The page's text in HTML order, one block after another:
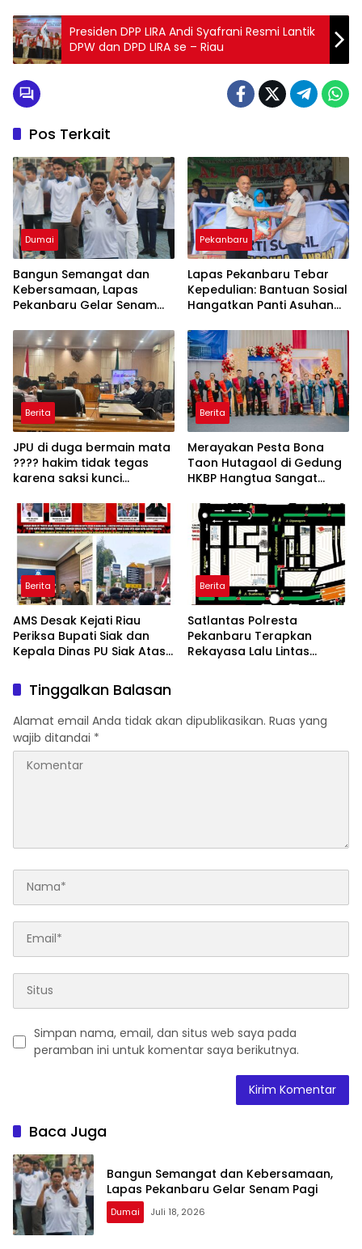
Presiden DPP LIRA Andi Syafrani Resmi Lantik
DPW dan DPD LIRA se – Riau
Pos Terkait
Dumai
Bangun Semangat dan
Kebersamaan, Lapas
Pekanbaru Gelar Senam
Pekanbaru
Lapas Pekanbaru Tebar
Kepedulian: Bantuan Sosial
Hangatkan Panti Asuhan
Berita
JPU di duga bermain mata
???? hakim tidak tegas
karena saksi kunci
dalam kasus korupsi SPRH
rohil
Berita
Merayakan Pesta Bona
Taon Hutagaol di Gedung
HKBP Hangtua Sangat
Sangat Menarik dan Bagus
Berita
AMS Desak Kejati Riau
Periksa Bupati Siak dan
Kepala Dinas PU Siak Atas
Yang Diduga Tidak Sesuai
Spek Standar SNI
Berita
Satlantas Polresta
Pekanbaru Terapkan
Rekayasa Lalu Lintas
Tinggalkan Balasan
Alamat email Anda tidak akan dipublikasikan. Ruas yang
wajib ditandai *
Simpan nama, email, dan situs web saya pada
peramban ini untuk komentar saya berikutnya.
Baca Juga
Bangun Semangat dan Kebersamaan,
Lapas Pekanbaru Gelar Senam Pagi
Dumai Juli 18, 2026